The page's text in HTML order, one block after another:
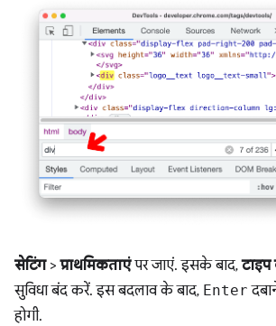
सेटिंग>प्राथमिकताएंपर जाएं. इसके बाद,
सुविधा बंद करें. इस बदलाव के बाद, Enter
होगी.